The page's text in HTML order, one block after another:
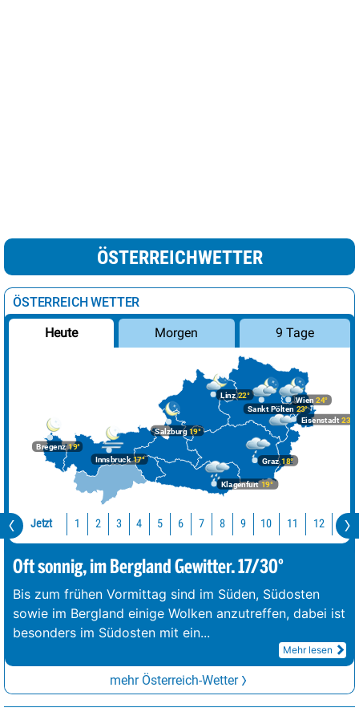
ÖSTERREICHWETTER
ÖSTERREICH WETTER
Heute Morgen 9 Tage
Bregenz19°
Graz18°
Innsbruck17°
Klagenfurt 19°
Linz22°
Salzburg19°
Wien 24°
Eisenstadt 23°
Sankt Pölten 23°
Jetzt 1 2 3 4 5 6 7 8 9 10 11 12 13
Oft sonnig, im Bergland Gewitter. 17/30°
Bis zum frühen Vormittag sind im Süden, Südosten
sowie im Bergland einige Wolken anzutreffen, dabei ist
besonders im Südosten mit ein...
Mehr lesen
mehr Österreich-Wetter